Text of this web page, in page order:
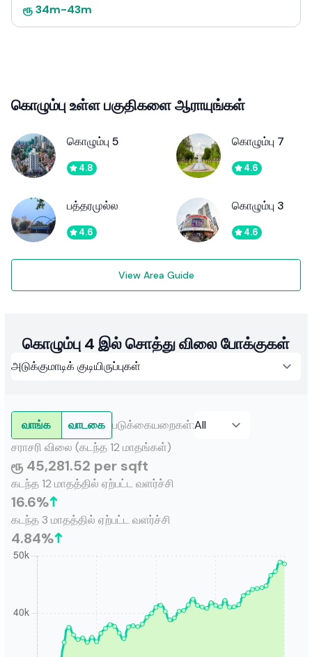
ரூ34m-43m
கொழும்பு உள்ள பகுதிகளை ஆராயுங்கள்
கொழும்பு 5
4.8
கொழும்பு 7
4.6
பத்தரமுல்ல
4.6
கொழும்பு 3
4.6
View Area Guide
கொழும்பு 4 இல் சொத்து விலை போக்குகள்
வாங்க வாடகை படுக்கையறைகள்:
சராசரி விலை (கடந்த 12 மாதங்கள்)
ரூ 45,281.52 per sqft
கடந்த 12 மாதத்தில் ஏற்பட்ட வளர்ச்சி
16.6%
கடந்த 3 மாதத்தில் ஏற்பட்ட வளர்ச்சி
4.84%